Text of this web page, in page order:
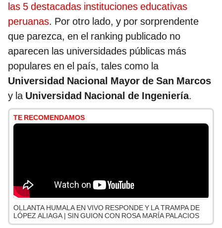
las 5 destacadas instituciones educativas
peruanas. Por otro lado, y por sorprendente
que parezca, en el ranking publicado no
aparecen las universidades públicas más
populares en el país, tales como la
Universidad Nacional Mayor de San Marcos
y la Universidad Nacional de Ingeniería.
TE RECOMENDAMOS
OLLANTA HUMALA EN VIVO RESPONDE Y LA TRAMPA DE
LÓPEZ ALIAGA | SIN GUION CON ROSA MARÍA PALACIOS